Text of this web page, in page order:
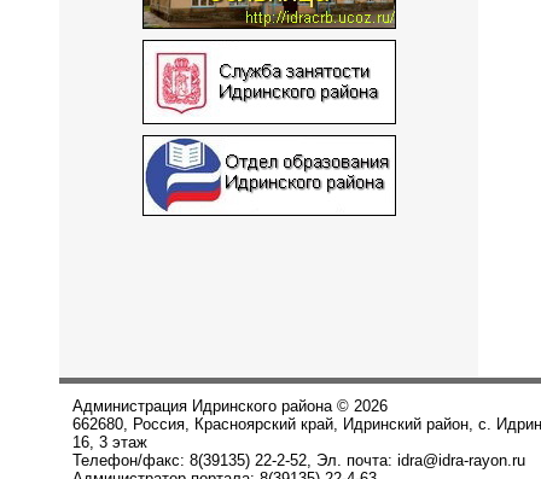
Администрация Идринского района © 2026
662680, Россия, Красноярский край, Идринский район, с.
16, 3 этаж
Телефон/факс: 8(39135) 22-2-52, Эл. почта: idra@idra-rayon.ru